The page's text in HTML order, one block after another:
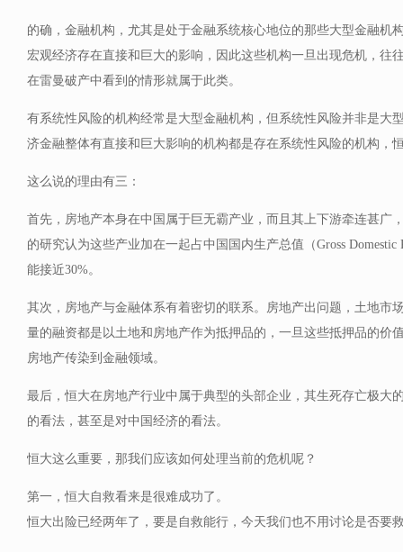
的确，金融机构，尤其是处于金融系统核心地位的那些大型金融机
宏观经济存在直接和巨大的影响，因此这些机构一旦出现危机，往
在雷曼破产中看到的情形就属于此类。
有系统性风险的机构经常是大型金融机构，但系统性风险并非是大
济金融整体有直接和巨大影响的机构都是存在系统性风险的机构，
这么说的理由有三：
首先，房地产本身在中国属于巨无霸产业，而且其上下游牵连甚广
的研究认为这些产业加在一起占中国国内生产总值（Gross Domestic
能接近30%。
其次，房地产与金融体系有着密切的联系。房地产出问题，土地市
量的融资都是以土地和房地产作为抵押品的，一旦这些抵押品的价
房地产传染到金融领域。
最后，恒大在房地产行业中属于典型的头部企业，其生死存亡极大
的看法，甚至是对中国经济的看法。
恒大这么重要，那我们应该如何处理当前的危机呢？
第一，恒大自救看来是很难成功了。
恒大出险已经两年了，要是自救能行，今天我们也不用讨论是否要